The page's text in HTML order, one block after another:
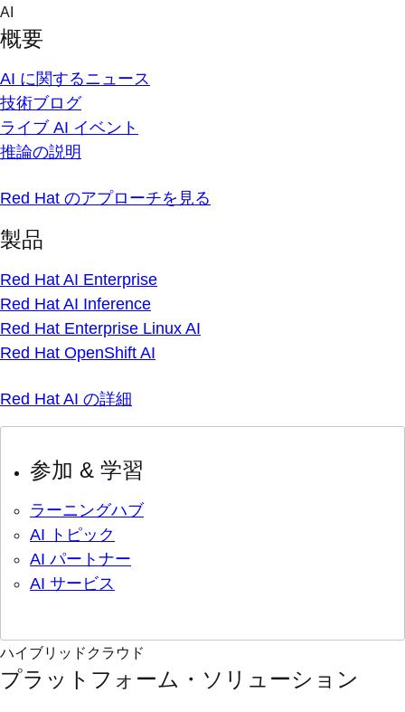
Skip
content
AI
概要
AI に関するニュース
技術ブログ
ライブ AI イベント
推論の説明
Red Hat のアプローチを見る
製品
Red Hat AI Enterprise
Red Hat AI Inference
Red Hat Enterprise Linux AI
Red Hat OpenShift AI
Red Hat AI の詳細
参加 & 学習
ラーニングハブ
AI トピック
AI パートナー
AI サービス
ハイブリッドクラウド
プラットフォーム・ソリューション